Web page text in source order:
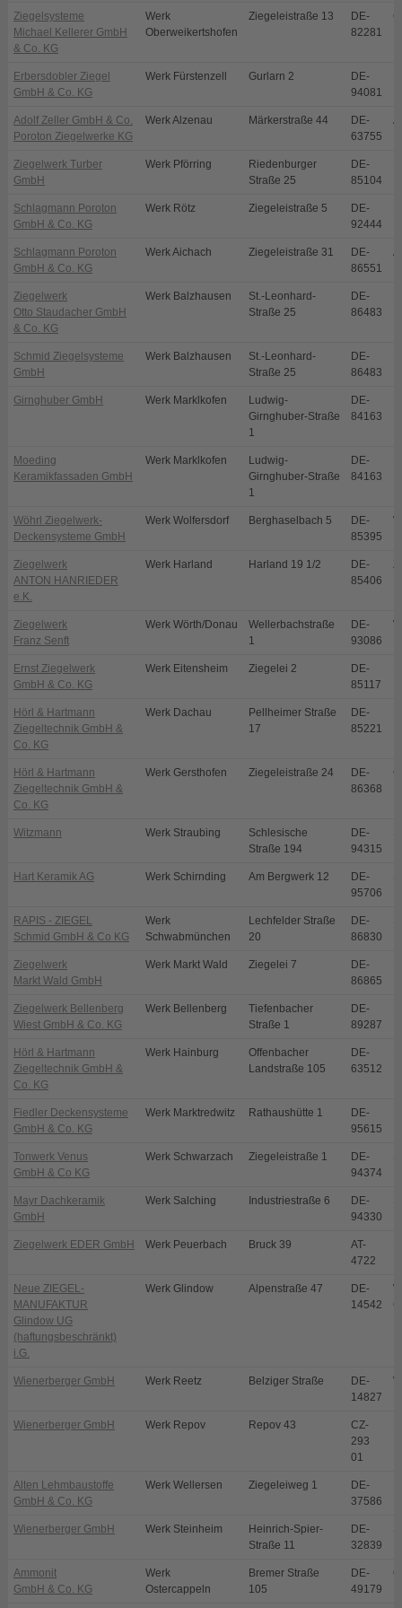
Ziegelsysteme
Michael Kellerer GmbH
& Co. KG
Werk
Oberweikertshofen
Ziegeleistraße 13
DE-
82281
Erbersdobler Ziegel
GmbH & Co. KG
Werk Fürstenzell Gurlarn 2
DE-
94081
Adolf Zeller GmbH & Co.
Poroton Ziegelwerke KG
Werk Alzenau Märkerstraße 44
DE-
63755
Ziegelwerk Turber
GmbH
Werk Pförring
Riedenburger
Straße 25
DE-
85104
Schlagmann Poroton
GmbH & Co. KG
Werk Rötz Ziegeleistraße 5
DE-
92444
Schlagmann Poroton
GmbH & Co. KG
Werk Aichach Ziegeleistraße 31
DE-
86551
Ziegelwerk
Otto Staudacher GmbH
& Co. KG
Werk Balzhausen
St.-Leonhard-
Straße 25
DE-
86483
Schmid Ziegelsysteme
GmbH
Werk Balzhausen
St.-Leonhard-
Straße 25
DE-
86483
Girnghuber GmbH Werk Marklkofen
Ludwig-
Girnghuber-Straße
1
DE-
84163
Moeding
Keramikfassaden GmbH
Werk Marklkofen
Ludwig-
Girnghuber-Straße
1
DE-
84163
Wöhrl Ziegelwerk-
Deckensysteme GmbH
Werk Wolfersdorf Berghaselbach 5
DE-
85395
Ziegelwerk
ANTON HANRIEDER
e.K.
Werk Harland Harland 19 1/2
DE-
85406
Ziegelwerk
Franz Senft
Werk Wörth/Donau
Wellerbachstraße
1
DE-
93086
Ernst Ziegelwerk
GmbH & Co. KG
Werk Eitensheim Ziegelei 2
DE-
85117
Hörl & Hartmann
Ziegeltechnik GmbH &
Co. KG
Werk Dachau
Pellheimer Straße
17
DE-
85221
Hörl & Hartmann
Ziegeltechnik GmbH &
Co. KG
Werk Gersthofen Ziegeleistraße 24
DE-
86368
Witzmann Werk Straubing
Schlesische
Straße 194
DE-
94315
Hart Keramik AG Werk Schirnding Am Bergwerk 12
DE-
95706
RAPIS - ZIEGEL
Schmid GmbH & Co KG
Werk
Schwabmünchen
Lechfelder Straße
20
DE-
86830
Ziegelwerk
Markt Wald GmbH
Werk Markt Wald Ziegelei 7
DE-
86865
Ziegelwerk Bellenberg
Wiest GmbH & Co. KG
Werk Bellenberg
Tiefenbacher
Straße 1
DE-
89287
Hörl & Hartmann
Ziegeltechnik GmbH &
Co. KG
Werk Hainburg
Offenbacher
Landstraße 105
DE-
63512
Fiedler Deckensysteme
GmbH & Co. KG
Werk Marktredwitz Rathaushütte 1
DE-
95615
Tonwerk Venus
GmbH & Co KG
Werk Schwarzach Ziegeleistraße 1
DE-
94374
Mayr Dachkeramik
GmbH
Werk Salching Industriestraße 6
DE-
94330
Ziegelwerk EDER GmbH Werk Peuerbach Bruck 39
AT-
4722
Neue ZIEGEL-
MANUFAKTUR
Glindow UG
(haftungsbeschränkt)
i.G.
Werk Glindow Alpenstraße 47
DE-
14542
Wienerberger GmbH Werk Reetz Belziger Straße
DE-
14827
Wienerberger GmbH Werk Repov Repov 43
CZ-
293
01
Alten Lehmbaustoffe
GmbH & Co. KG
Werk Wellersen Ziegeleiweg 1
DE-
37586
Wienerberger GmbH Werk Steinheim
Heinrich-Spier-
Straße 11
DE-
32839
Ammonit
GmbH & Co. KG
Werk
Ostercappeln
Bremer Straße
105
DE-
49179